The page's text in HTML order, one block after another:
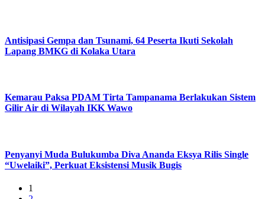
Antisipasi Gempa dan Tsunami, 64 Peserta Ikuti Sekolah
Lapang BMKG di Kolaka Utara
Kemarau Paksa PDAM Tirta Tampanama Berlakukan Sistem
Gilir Air di Wilayah IKK Wawo
Penyanyi Muda Bulukumba Diva Ananda Eksya Rilis Single
“Uwelaiki”, Perkuat Eksistensi Musik Bugis
1